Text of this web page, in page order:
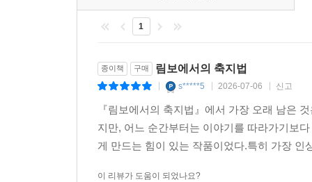
스텝을 밟으며 풍부한 잔상을 남길 때” 애니메이
현재를 재정의하고 모종의 앎을 얻는다. 본능을
1
종이책 구매 림보에서의 축지법
s*****5 2026-07-06 신고
『림보에서의 축지법』에서 가장 오래 남은
지만, 어느 순간부터는 이야기를 따라가기보
게 만드는 힘이 있는 작품이었다.특히 가장
이 리뷰가 도움이 되었나요?